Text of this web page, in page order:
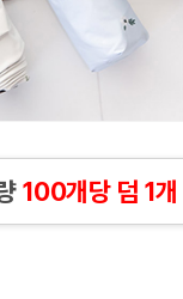
100개당 덤 1개